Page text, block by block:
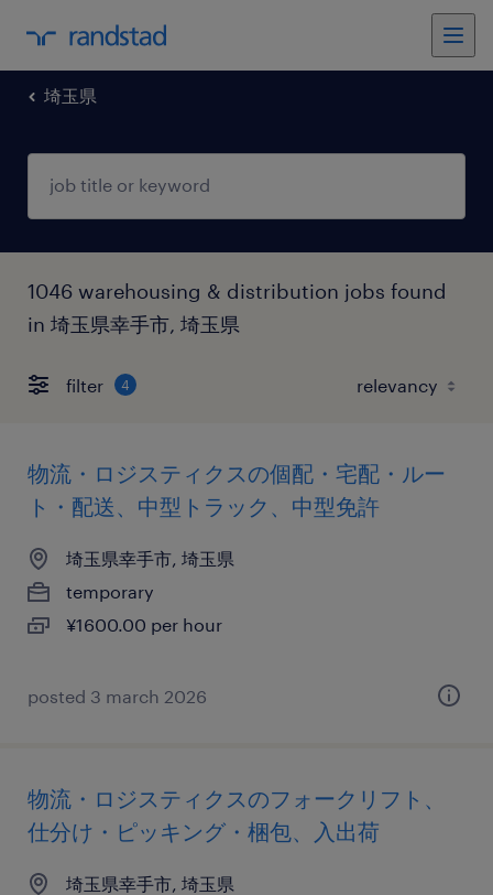
埼玉県
1046 warehousing & distribution jobs found
in 埼玉県幸手市, 埼玉県
filter 4
物流・ロジスティクスの個配・宅配・ルー
ト・配送、中型トラック、中型免許
埼玉県幸手市, 埼玉県
temporary
¥1600.00 per hour
posted 3 march 2026
物流・ロジスティクスのフォークリフト、
仕分け・ピッキング・梱包、入出荷
埼玉県幸手市, 埼玉県